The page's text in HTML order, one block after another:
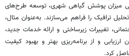
میزان پوشش گیاهی شهری، توسعه طرح‌های
ترافیک را فراهم می‌سازند. به‌عنوان مثال،
تغییرات زیرساختی و ارائه خدمات جدید،
ارزیابی و از برنامه‌ریزی بهتر و بهبود کیفیت
کرد.